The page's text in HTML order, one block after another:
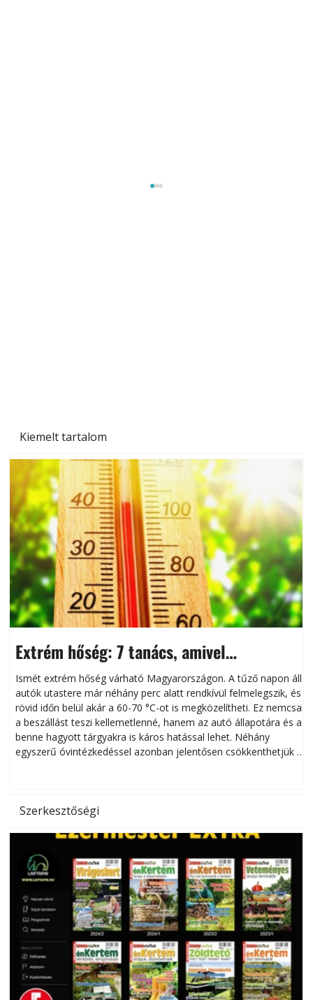
Kiemelt tartalom
Extrém hőség: 7 tanács, amivel
megóvhatjuk autónkat a nyári károktól
Ismét extrém hőség várható Magyarországon. A tűző napon álló
autók utastere már néhány perc alatt rendkívül felmelegszik, és
rövid időn belül akár a 60-70 °C-ot is megközelítheti. Ez nemcsak
a beszállást teszi kellemetlenné, hanem az autó állapotára és a
benne hagyott tárgyakra is káros hatással lehet. Néhány
egyszerű óvintézkedéssel azonban jelentősen csökkenthetjük a
Szerkesztőségi